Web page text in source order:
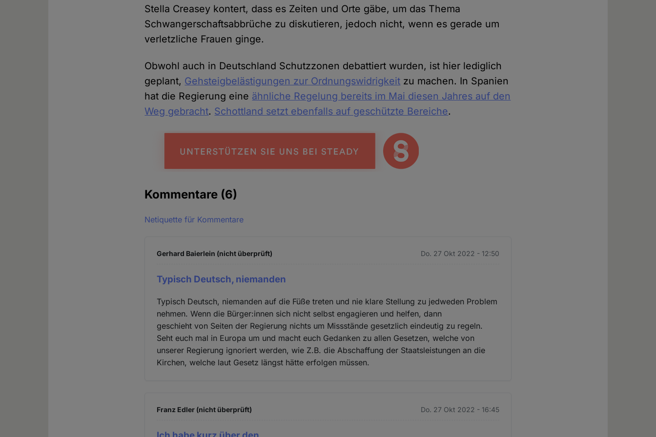
Stella Creasey kontert, dass es Zeiten und Orte gäbe, um das Thema
Schwangerschaftsabbrüche zu diskutieren, jedoch nicht, wenn es gerade um
verletzliche Frauen ginge.
Obwohl auch in Deutschland Schutzzonen debattiert wurden, ist hier lediglich
geplant, Gehsteigbelästigungen zur Ordnungswidrigkeit zu machen. In Spanien
hat die Regierung eine ähnliche Regelung bereits im Mai diesen Jahres auf den
Weg gebracht. Schottland setzt ebenfalls auf geschützte Bereiche.
Kommentare (6)
Netiquette für Kommentare
Gerhard Baierlein (nicht überprüft) Do. 27 Okt 2022 - 12:50
Typisch Deutsch, niemanden
Typisch Deutsch, niemanden auf die Füße treten und nie klare Stellung zu jedweden Problem
nehmen. Wenn die Bürger:innen sich nicht selbst engagieren und helfen, dann
geschieht von Seiten der Regierung nichts um Missstände gesetzlich eindeutig zu regeln.
Seht euch mal in Europa um und macht euch Gedanken zu allen Gesetzen, welche von
unserer Regierung ignoriert werden, wie Z.B. die Abschaffung der Staatsleistungen an die
Kirchen, welche laut Gesetz längst hätte erfolgen müssen.
Franz Edler (nicht überprüft) Do. 27 Okt 2022 - 16:45